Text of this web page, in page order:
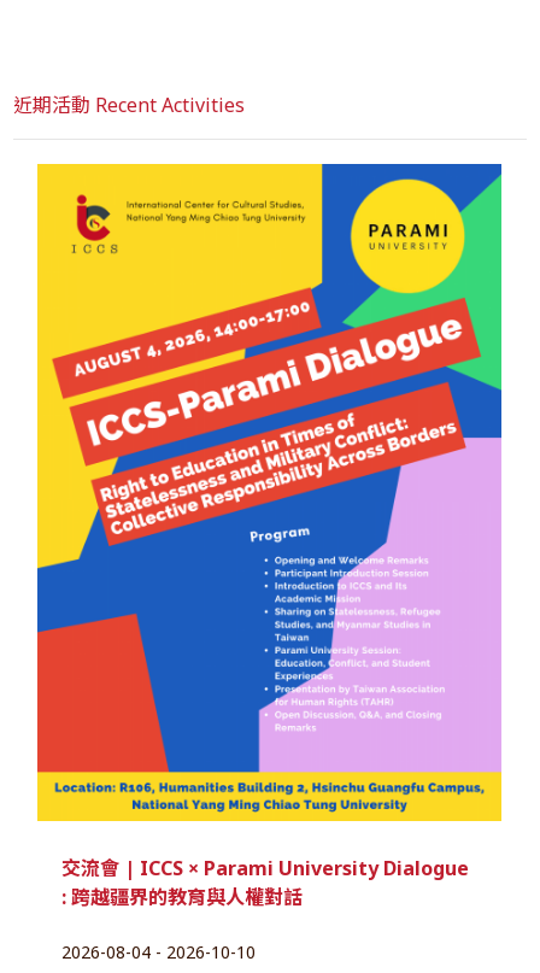
近期活動 Recent Activities
交流會 | ICCS × Parami University Dialogue
: 跨越疆界的教育與人權對話
2026-08-04 - 2026-10-10